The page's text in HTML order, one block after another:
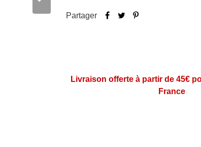
Partager
Livraison offerte à partir de 45€
France